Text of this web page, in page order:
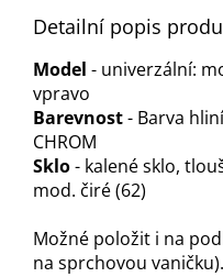
Detailní popis
Model - univerzální:
vpravo
Barevnost- Barva
CHROM
Sklo- kalené sklo,
mod. čiré (62)
Možné položit i na
na sprchovou vaničku).